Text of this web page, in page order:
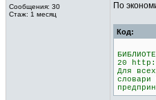
Сообщения: 30
Стаж: 1 месяц
По
Код:
20
Для